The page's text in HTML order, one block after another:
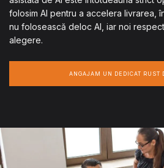
folosim AI pentru a accelera livrarea,
nu folosească deloc AI, iar noi
alegere.
ANGAJAM UN DEDICAT RUST